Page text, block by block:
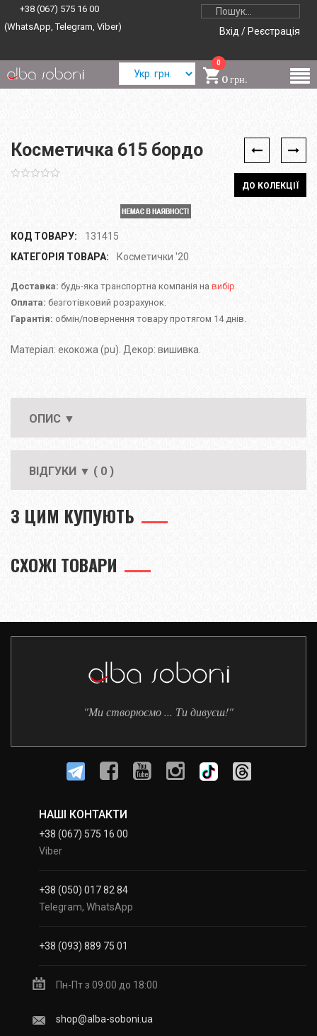
+38 (067) 575 16 00
(WhatsApp, Telegram, Viber)
Вхід / Реєстрація
0
0 грн.
ДО КОЛЕКЦІЇ
Косметичка 615 бордо
КОД ТОВАРУ:
131415
КАТЕГОРІЯ ТОВАРА:
Косметички '20
Доставка: будь-яка транспортна компанія на вибір.
Оплата: безготівковий розрахунок.
Гарантія: обмін/повернення товару протягом 14 днів.
Матеріал: екокожа (pu). Декор: вишивка.
ОПИС ▼
ВІДГУКИ ▼ ( 0 )
З ЦИМ КУПУЮТЬ
СХОЖІ ТОВАРИ
"Ми створюємо ... Ти дивуєш!"
НАШІ КОНТАКТИ
+38 (067) 575 16 00
Viber
+38 (050) 017 82 84
Telegram, WhatsApp
+38 (093) 889 75 01
Пн-Пт з 09:00 до 18:00
shop@alba-soboni.ua